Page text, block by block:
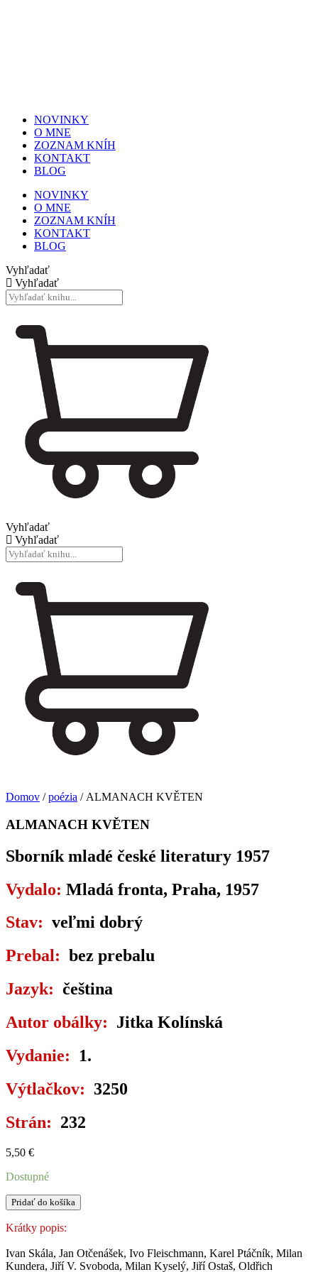
NOVINKY
O MNE
ZOZNAM KNÍH
KONTAKT
BLOG
NOVINKY
O MNE
ZOZNAM KNÍH
KONTAKT
BLOG
Vyhľadať
Vyhľadať
Vyhľadať
Vyhľadať
Domov /poézia / ALMANACH KVĚTEN
ALMANACH KVĚTEN
Sborník mladé české literatury 1957
Vydalo: Mladá fronta, Praha, 1957
Stav: veľmi dobrý
Prebal: bez prebalu
Jazyk: čeština
Autor obálky: Jitka Kolínská
Vydanie: 1.
Výtlačkov: 3250
Strán: 232
5,50 €
Dostupné
množstvo
ALMANACH
KVĚTEN
Pridať do košíka
Krátky popis:
Ivan Skála, Jan Otčenášek, Ivo Fleischmann, Karel Ptáčník, Milan
Kundera, Jiří V. Svoboda, Milan Kyselý, Jiří Ostaš, Oldřich